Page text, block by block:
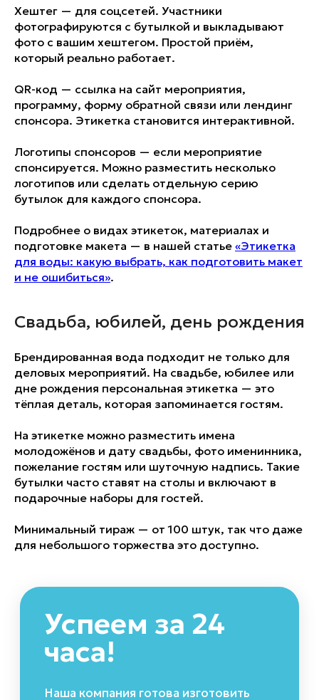
Хештег — для соцсетей. Участники
фотографируются с бутылкой и выкладывают
фото с вашим хештегом. Простой приём,
который реально работает.
QR-код — ссылка на сайт мероприятия,
программу, форму обратной связи или лендинг
спонсора. Этикетка становится интерактивной.
Логотипы спонсоров — если мероприятие
спонсируется. Можно разместить несколько
логотипов или сделать отдельную серию
бутылок для каждого спонсора.
Подробнее о видах этикеток, материалах и
подготовке макета — в нашей статье «Этикетка
для воды: какую выбрать, как подготовить макет
и не ошибиться».
Свадьба, юбилей, день рождения
Брендированная вода подходит не только для
деловых мероприятий. На свадьбе, юбилее или
дне рождения персональная этикетка — это
тёплая деталь, которая запоминается гостям.
На этикетке можно разместить имена
молодожёнов и дату свадьбы, фото именинника,
пожелание гостям или шуточную надпись. Такие
бутылки часто ставят на столы и включают в
подарочные наборы для гостей.
Минимальный тираж — от 100 штук, так что даже
для небольшого торжества это доступно.
Розлив воды осуществляется
производителем специально
для нашей компании и поставляется
01
Выбор количества, вида воды, формы
бутылки, цвета крышки, разработка
макета — ваш персональный
менеджер учтет все пожелания
и поможет сделать выбор
03
Согласовываем и подписываем с вами
договор, где указываем все важные
условия работы
Подписание договора
Вы оплачиваете заказ удобным
способом, мы финально согласовываем
макет и отдаём в производство
Оплата
и утверждение
05
Печатаем партию этикеток для вас
и наносим их на бутылки воды
Производство